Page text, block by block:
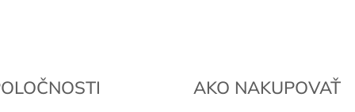
AKO NAKUPOVAŤ